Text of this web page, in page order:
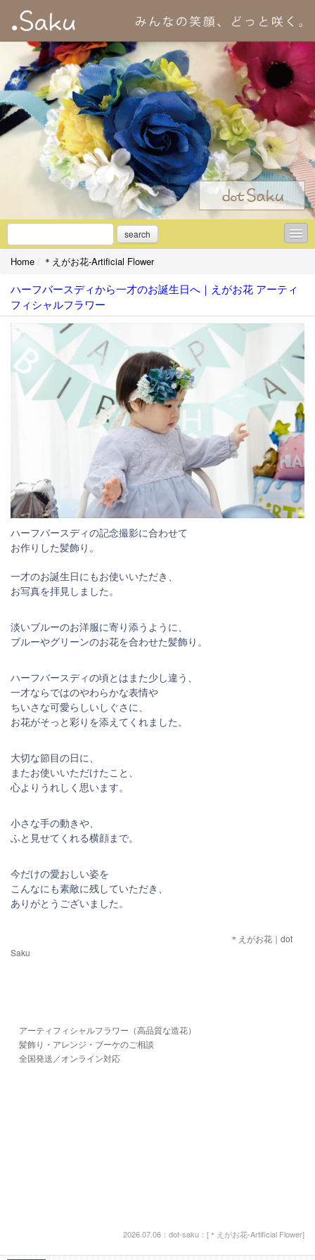
search
＊初めての方へ
＊アーティフィシャルフラワーとは
＊dotSakuデザインメニュー
＊えがお花-Artificial Flower
＊てのり花-Artificial Flower
＊いぬブーケ＆ねこブーケ
＊お花レポート
お問合せ
Home / ＊えがお花-Artificial Flower
ハーフバースディから一才のお誕生日へ｜えがお花 アーティ
フィシャルフラワー
ハーフバースディの記念撮影に合わせて
お作りした髪飾り。
一才のお誕生日にもお使いいただき、
お写真を拝見しました。
淡いブルーのお洋服に寄り添うように、
ブルーやグリーンのお花を合わせた髪飾り。
ハーフバースディの頃とはまた少し違う、
一才ならではのやわらかな表情や
ちいさな可愛らしいしぐさに、
お花がそっと彩りを添えてくれました。
大切な節目の日に、
またお使いいただけたこと、
心よりうれしく思います。
小さな手の動きや、
ふと見せてくれる横顔まで。
今だけの愛おしい姿を
こんなにも素敵に残していただき、
ありがとうございました。
＊えがお花｜dot
Saku
アーティフィシャルフラワー（高品質な造花）
髪飾り・アレンジ・ブーケのご相談
全国発送／オンライン対応
2026.07.06：dot-saku：[＊えがお花-Artificial Flower]